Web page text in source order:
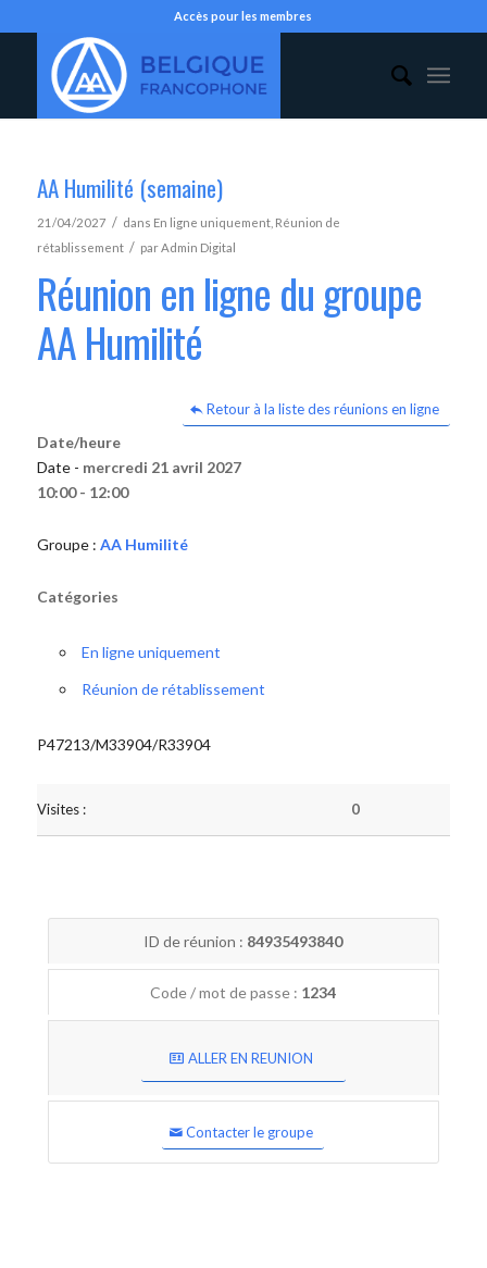
Accès pour les membres
AA Humilité (semaine)
21/04/2027 / dans En ligne uniquement, Réunion de
rétablissement / parAdmin Digital
Réunion en ligne du groupe
AA Humilité
Retour à la liste des réunions en ligne
Date/heure
Date - mercredi 21 avril 2027
10:00 - 12:00
Groupe : AA Humilité
Catégories
En ligne uniquement
Réunion de rétablissement
P47213/M33904/R33904
Visites : 0
ID de réunion : 84935493840
Code / mot de passe : 1234
ALLER EN REUNION
Contacter le groupe